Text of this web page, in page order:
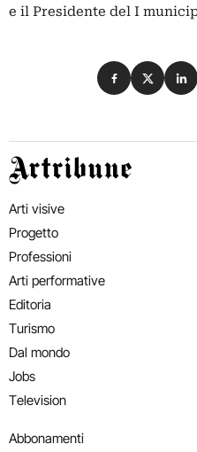
e il Presidente del I
Condividi su
Artribune
Arti visive
Progetto
Professioni
Arti performative
Editoria
Turismo
Dal mondo
Jobs
Television
Abbonamenti